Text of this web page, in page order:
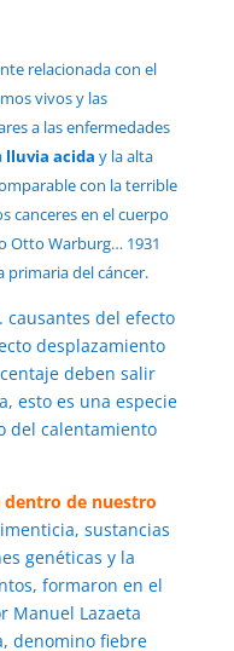
relacionada con el
vivos y las
a las enfermedades
lluvia acida y la alta
con la terrible
canceres en el cuerpo
Otto Warburg… 1931
primaria del cáncer.
causantes del efecto
desplazamiento
deben salir
esto es una especie
del calentamiento
de nuestro
sustancias
genéticas y la
formaron en el
Manuel Lazaeta
denomino fiebre